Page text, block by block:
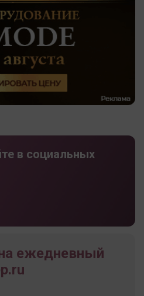
в социальных
ежедневный